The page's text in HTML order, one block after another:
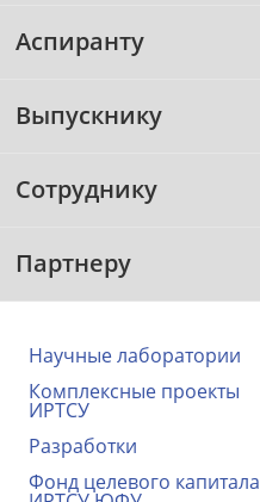
Аспиранту
Выпускнику
Сотруднику
Партнеру
Научные лаборатории
Комплексные проекты
ИРТСУ
Разработки
Фонд целевого капитала